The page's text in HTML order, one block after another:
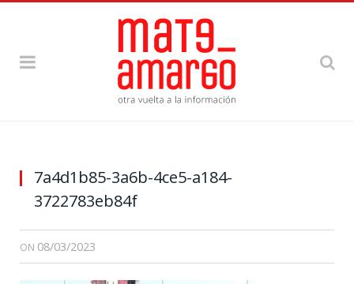
7a4d1b85-3a6b-4ce5-a184-
3722783eb84f
ON 08/03/2023